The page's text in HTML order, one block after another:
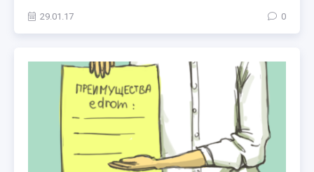
29.01.17 0